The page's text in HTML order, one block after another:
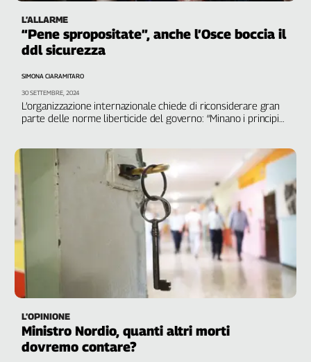
L’ALLARME
“Pene spropositate”, anche l’Osce boccia il
ddl sicurezza
L’organizzazione internazionale chiede di riconsiderare gran
parte delle norme liberticide del governo: “Minano i principi
SIMONA CIARAMITARO
30 SETTEMBRE, 2024
L’OPINIONE
Ministro Nordio, quanti altri morti
dovremo contare?